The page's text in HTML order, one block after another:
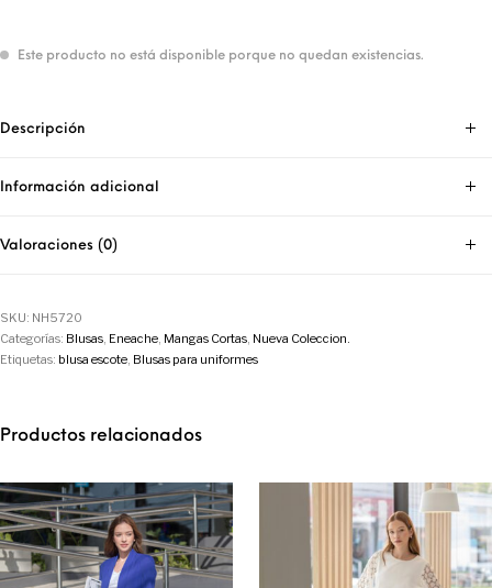
Este producto no está disponible porque no quedan existencias.
Descripción
Información adicional
Valoraciones (0)
SKU: NH5720
Categorías: Blusas, Eneache, Mangas Cortas, Nueva Coleccion.
Etiquetas: blusa escote, Blusas para uniformes
Productos relacionados